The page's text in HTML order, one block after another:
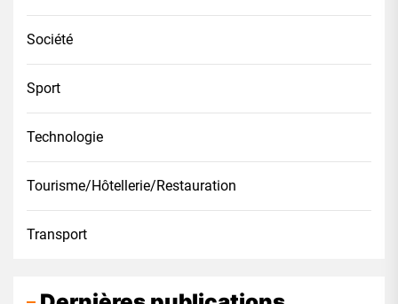
Société
Sport
Technologie
Tourisme/Hôtellerie/Restauration
Transport